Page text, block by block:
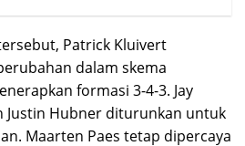
Patrick Kluivert
dalam skema
formasi 3-4-3. Jay
Justin Hubner diturunkan untuk
Maarten Paes tetap dipercaya